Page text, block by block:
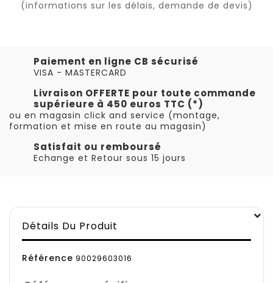
(informations sur les délais, demande de devis)
Paiement en ligne CB sécurisé
VISA - MASTERCARD
Livraison OFFERTE pour toute commande
supérieure à 450 euros TTC (*)
ou en magasin click and service (montage,
formation et mise en route au magasin)
Satisfait ou remboursé
Echange et Retour sous 15 jours
Détails Du Produit
Référence 90029603016